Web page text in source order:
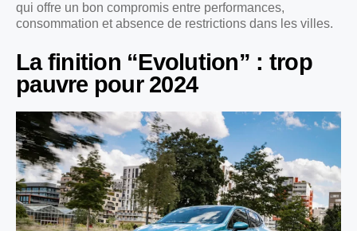
qui offre un bon compromis entre performances,
consommation et absence de restrictions dans les villes.
La finition “Evolution” : trop
pauvre pour 2024